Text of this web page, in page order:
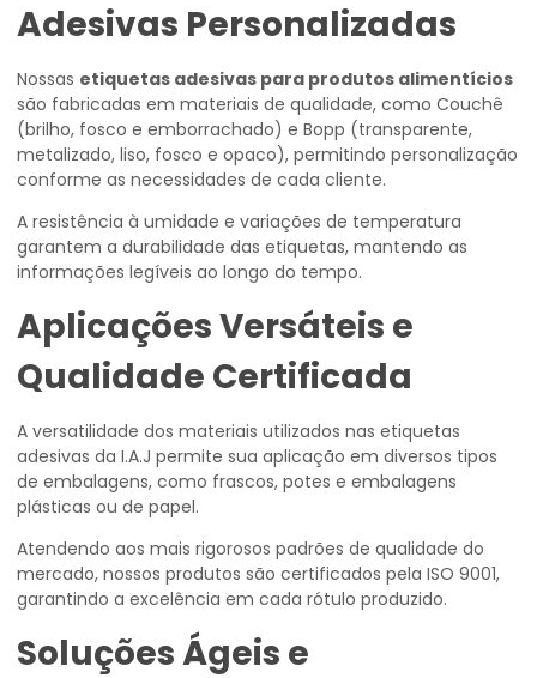
Adesivas Personalizadas
Nossas etiquetas adesivas para produtos alimentícios
são fabricadas em materiais de qualidade, como Couchê
(brilho, fosco e emborrachado) e Bopp (transparente,
metalizado, liso, fosco e opaco), permitindo personalização
conforme as necessidades de cada cliente.
A resistência à umidade e variações de temperatura
garantem a durabilidade das etiquetas, mantendo as
informações legíveis ao longo do tempo.
Aplicações Versáteis e
Qualidade Certificada
A versatilidade dos materiais utilizados nas etiquetas
adesivas da I.A.J permite sua aplicação em diversos tipos
de embalagens, como frascos, potes e embalagens
plásticas ou de papel.
Atendendo aos mais rigorosos padrões de qualidade do
mercado, nossos produtos são certificados pela ISO 9001,
garantindo a excelência em cada rótulo produzido.
Soluções Ágeis e